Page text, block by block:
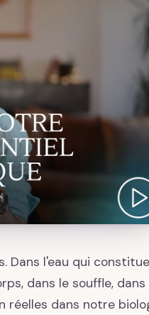
Dans l'eau qui
dans le souffle,
dans notre